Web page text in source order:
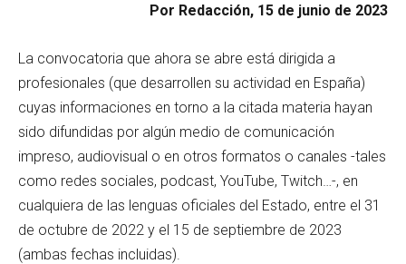
Por Redacción, 15 de junio de 2023
La convocatoria que ahora se abre está dirigida a
profesionales (que desarrollen su actividad en España)
cuyas informaciones en torno a la citada materia hayan
sido difundidas por algún medio de comunicación
impreso, audiovisual o en otros formatos o canales -tales
como redes sociales, podcast, YouTube, Twitch…-, en
cualquiera de las lenguas oficiales del Estado, entre el 31
de octubre de 2022 y el 15 de septiembre de 2023
(ambas fechas incluidas).